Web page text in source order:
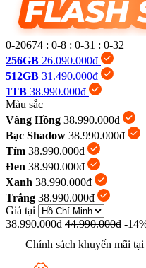
0-20674 : 0-8 : 0-31 : 0-33
256GB 26.090.000đ
512GB 31.490.000đ
1TB 38.990.000đ
Màu sắc
Vàng Hồng 38.990.000đ
Bạc Shadow 38.990.000đ
Tím 38.990.000đ
Đen 38.990.000đ
Xanh 38.990.000đ
Trắng 38.990.000đ
Giá tại
38.990.000đ 44.990.000đ -
Chính sách khuyến mãi